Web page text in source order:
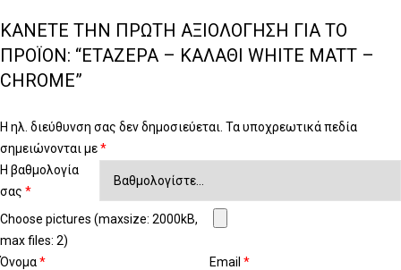
ΚΆΝΕΤΕ ΤΗΝ ΠΡΏΤΗ ΑΞΙΟΛΌΓΗΣΗ ΓΙΑ ΤΟ
ΠΡΟΪΌΝ: “ΕΤΑΖΈΡΑ – ΚΑΛΆΘΙ WHITE MATT –
CHROME”
Η ηλ. διεύθυνση σας δεν δημοσιεύεται. Τα υποχρεωτικά πεδία
σημειώνονται με*
Η βαθμολογία
σας *
Choose pictures (maxsize: 2000kB,
max files: 2)
Όνομα* Email *